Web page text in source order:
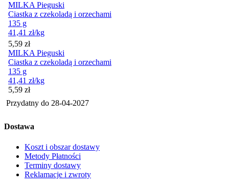
MILKA Pieguski
Ciastka z czekoladą i orzechami
135 g
41,41 zł/kg
Cena
5,59 zł
MILKA Pieguski
Ciastka z czekoladą i orzechami
135 g
41,41 zł/kg
Cena
5,59 zł
Przydatny do 28-04-2027
Dostawa
Koszt i obszar dostawy
Metody Płatności
Terminy dostawy
Reklamacje i zwroty